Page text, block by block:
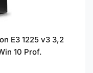
E3 1225 v3 3,2
10 Prof.